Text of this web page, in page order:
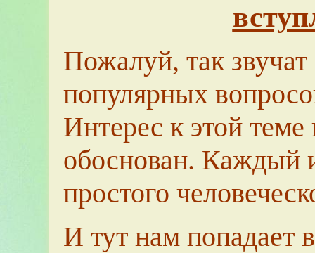
Пожалуй, так
популярных
Интерес к этой
обоснован. Каждый
простого
И тут нам попадает